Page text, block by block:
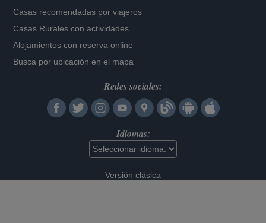
Casas recomendadas por viajeros
Casas Rurales con actividades
Alojamientos con reserva online
Busca por ubicación en el mapa
Redes sociales:
Idiomas:
Versión clásica